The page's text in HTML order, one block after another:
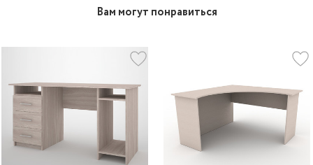
Вам могут понравиться